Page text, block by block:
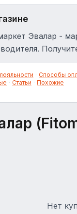
Эвалар -
· Способы
· Статьи · Похожие
Нет